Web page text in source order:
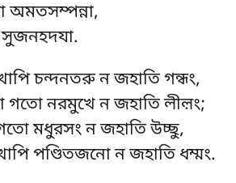
অমতসম্পন্না,
চন্দনতরু ন জহাতি গন্ধং,
গতো নরমুখে ন জহাতি লীল়ং;
মধুরসং ন জহাতি উচ্ছু,
পণ্ডিতজনো ন জহাতি ধম্মং.